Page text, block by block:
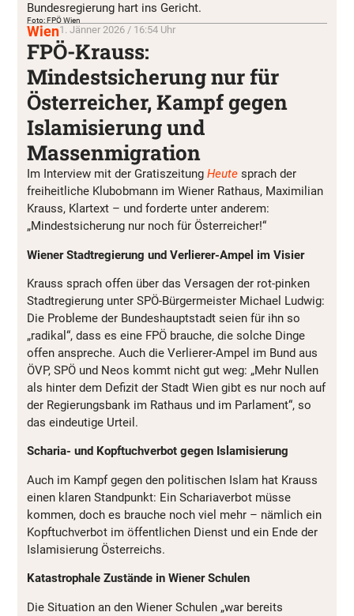
Bundesregierung hart ins Gericht.
Foto: FPÖ Wien
Wien1. Jänner 2026 / 16:54 Uhr
FPÖ-Krauss:
Mindestsicherung nur für
Österreicher, Kampf gegen
Islamisierung und
Massenmigration
Im Interview mit der Gratiszeitung Heute sprach der
freiheitliche Klubobmann im Wiener Rathaus, Maximilian
Krauss, Klartext – und forderte unter anderem:
„Mindestsicherung nur noch für Österreicher!“
Wiener Stadtregierung und Verlierer-Ampel im Visier
Krauss sprach offen über das Versagen der rot-pinken
Stadtregierung unter SPÖ-Bürgermeister Michael Ludwig:
Die Probleme der Bundeshauptstadt seien für ihn so
„radikal“, dass es eine FPÖ brauche, die solche Dinge
offen anspreche. Auch die Verlierer-Ampel im Bund aus
ÖVP, SPÖ und Neos kommt nicht gut weg: „Mehr Nullen
als hinter dem Defizit der Stadt Wien gibt es nur noch auf
der Regierungsbank im Rathaus und im Parlament“, so
das eindeutige Urteil.
Scharia- und Kopftuchverbot gegen Islamisierung
Auch im Kampf gegen den politischen Islam hat Krauss
einen klaren Standpunkt: Ein Schariaverbot müsse
kommen, doch es brauche noch viel mehr – nämlich ein
Kopftuchverbot im öffentlichen Dienst und ein Ende der
Islamisierung Österreichs.
Katastrophale Zustände in Wiener Schulen
Die Situation an den Wiener Schulen „war bereits